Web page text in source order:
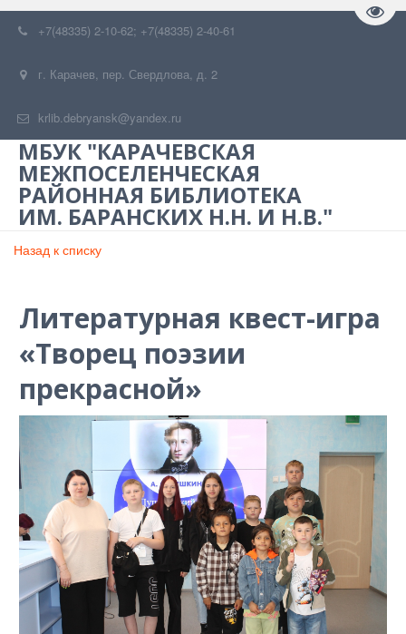
+7(48335) 2-10-62; +7(48335) 2-40-61
г. Карачев, пер. Свердлова, д. 2
krlib.debryansk@yandex.ru
МБУК "КАРАЧЕВСКАЯ
МЕЖПОСЕЛЕНЧЕСКАЯ
РАЙОННАЯ БИБЛИОТЕКА
ИМ. БАРАНСКИХ Н.Н. И Н.В."
Назад к списку
Литературная квест-игра
«Творец поэзии
прекрасной»